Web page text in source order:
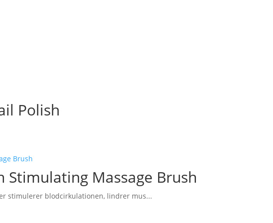
Polish
Stimulating Massage Brush
stimulerer blodcirkulationen, lindrer mus...